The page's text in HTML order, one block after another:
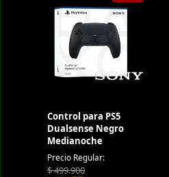
Control para PS5
Dualsense Negro
Medianoche
Precio Regular:
$499.900